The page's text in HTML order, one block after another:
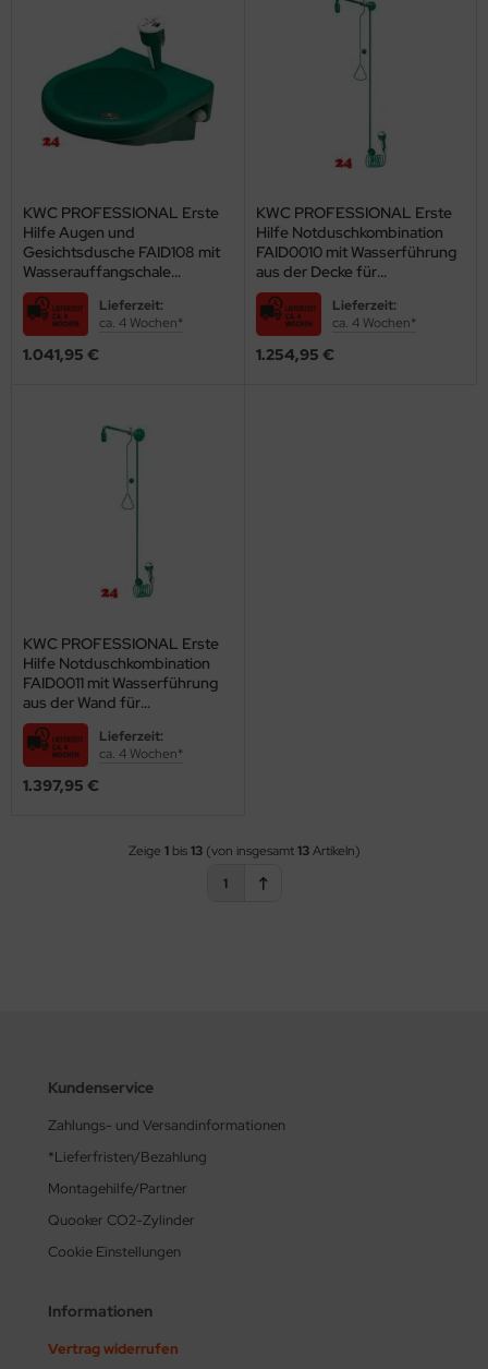
KWC PROFESSIONAL Erste
Hilfe Augen und
Gesichtsdusche FAID108 mit
Wasserauffangschale
Kunststoff grün zur
Wandmontage (2000101103)
Lieferzeit:
ca. 4 Wochen*
1.041,95 €
KWC PROFESSIONAL Erste
Hilfe Notduschkombination
FAID0010 mit Wasserführung
aus der Decke für
Aufputzmontage
(2030019212)Lieferzeit:
ca. 4 Wochen*
1.254,95 €
KWC PROFESSIONAL Erste
Hilfe Notduschkombination
FAID0011 mit Wasserführung
aus der Wand für
Aufputzmontage
(2030019221)Lieferzeit:
ca. 4 Wochen*
1.397,95 €
Zeige 1bis13(von insgesamt13Artikeln)
1
Kundenservice
Zahlungs- und Versandinformationen
*Lieferfristen/Bezahlung
Montagehilfe/Partner
Quooker CO2-Zylinder
Cookie Einstellungen
Informationen
Vertrag widerrufen